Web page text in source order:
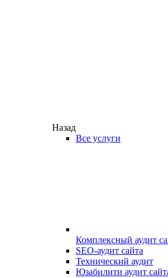
Назад
Все услуги
Комплексный аудит
SEO-аудит сайта
Технический аудит
Юзабилити аудит